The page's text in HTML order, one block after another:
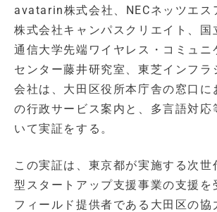
avatarin株式会社、NECネッツエス
株式会社キャンパスクリエイト、国
通信大学先端ワイヤレス・コミュニ
センター藤井研究室、東芝インフラ
会社は、大田区役所本庁舎の窓口に
の行政サービス案内と、多言語対応
いて実証をする。
この実証は、東京都が実施する次世
型スタートアップ支援事業の支援を
フィールド提供者である大田区の協